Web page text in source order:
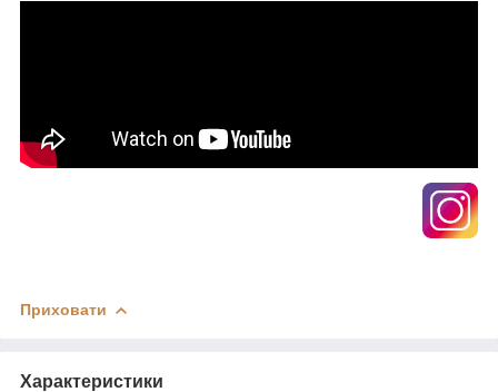
Приховати
Характеристики